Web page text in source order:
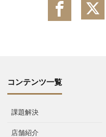
コンテンツ一覧
課題解決
店舗紹介